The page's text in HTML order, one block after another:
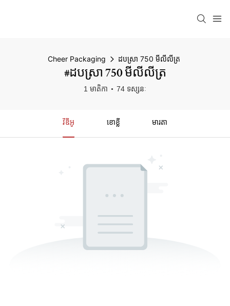
Cheer Packaging ដបស្រា 750 មីលីលីត្រ
#ដបស្រា 750 មីលីលីត្រ
1 មាតិកា 74 ទស្សនៈ
វីឌីអូ ខោខ្លី មារតា